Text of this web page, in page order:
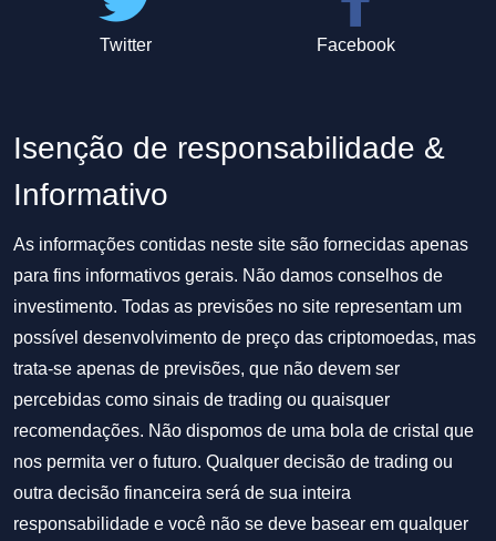
Twitter Facebook
Isenção de responsabilidade &
Informativo
As informações contidas neste site são fornecidas apenas
para fins informativos gerais. Não damos conselhos de
investimento. Todas as previsões no site representam um
possível desenvolvimento de preço das criptomoedas, mas
trata-se apenas de previsões, que não devem ser
percebidas como sinais de trading ou quaisquer
recomendações. Não dispomos de uma bola de cristal que
nos permita ver o futuro. Qualquer decisão de trading ou
outra decisão financeira será de sua inteira
responsabilidade e você não se deve basear em qualquer